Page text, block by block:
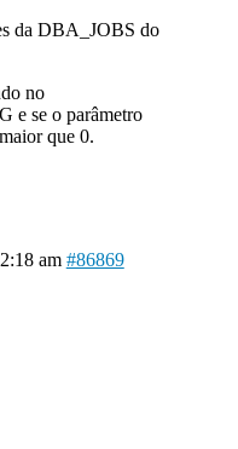
da DBA_JOBS do
no
e se o parâmetro
que 0.
am #86869